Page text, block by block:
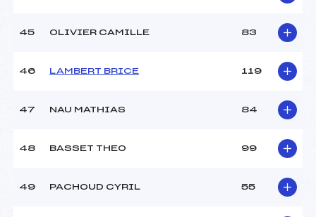
45 OLIVIER CAMILLE 83
46 LAMBERT BRICE 119
47 NAU MATHIAS 84
48 BASSET THEO 99
49 PACHOUD CYRIL 55